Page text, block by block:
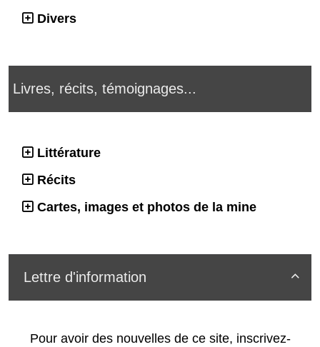
Divers
Livres, récits, témoignages...
Littérature
Récits
Cartes, images et photos de la mine

Lettre d'information
Pour avoir des nouvelles de ce site, inscrivez-